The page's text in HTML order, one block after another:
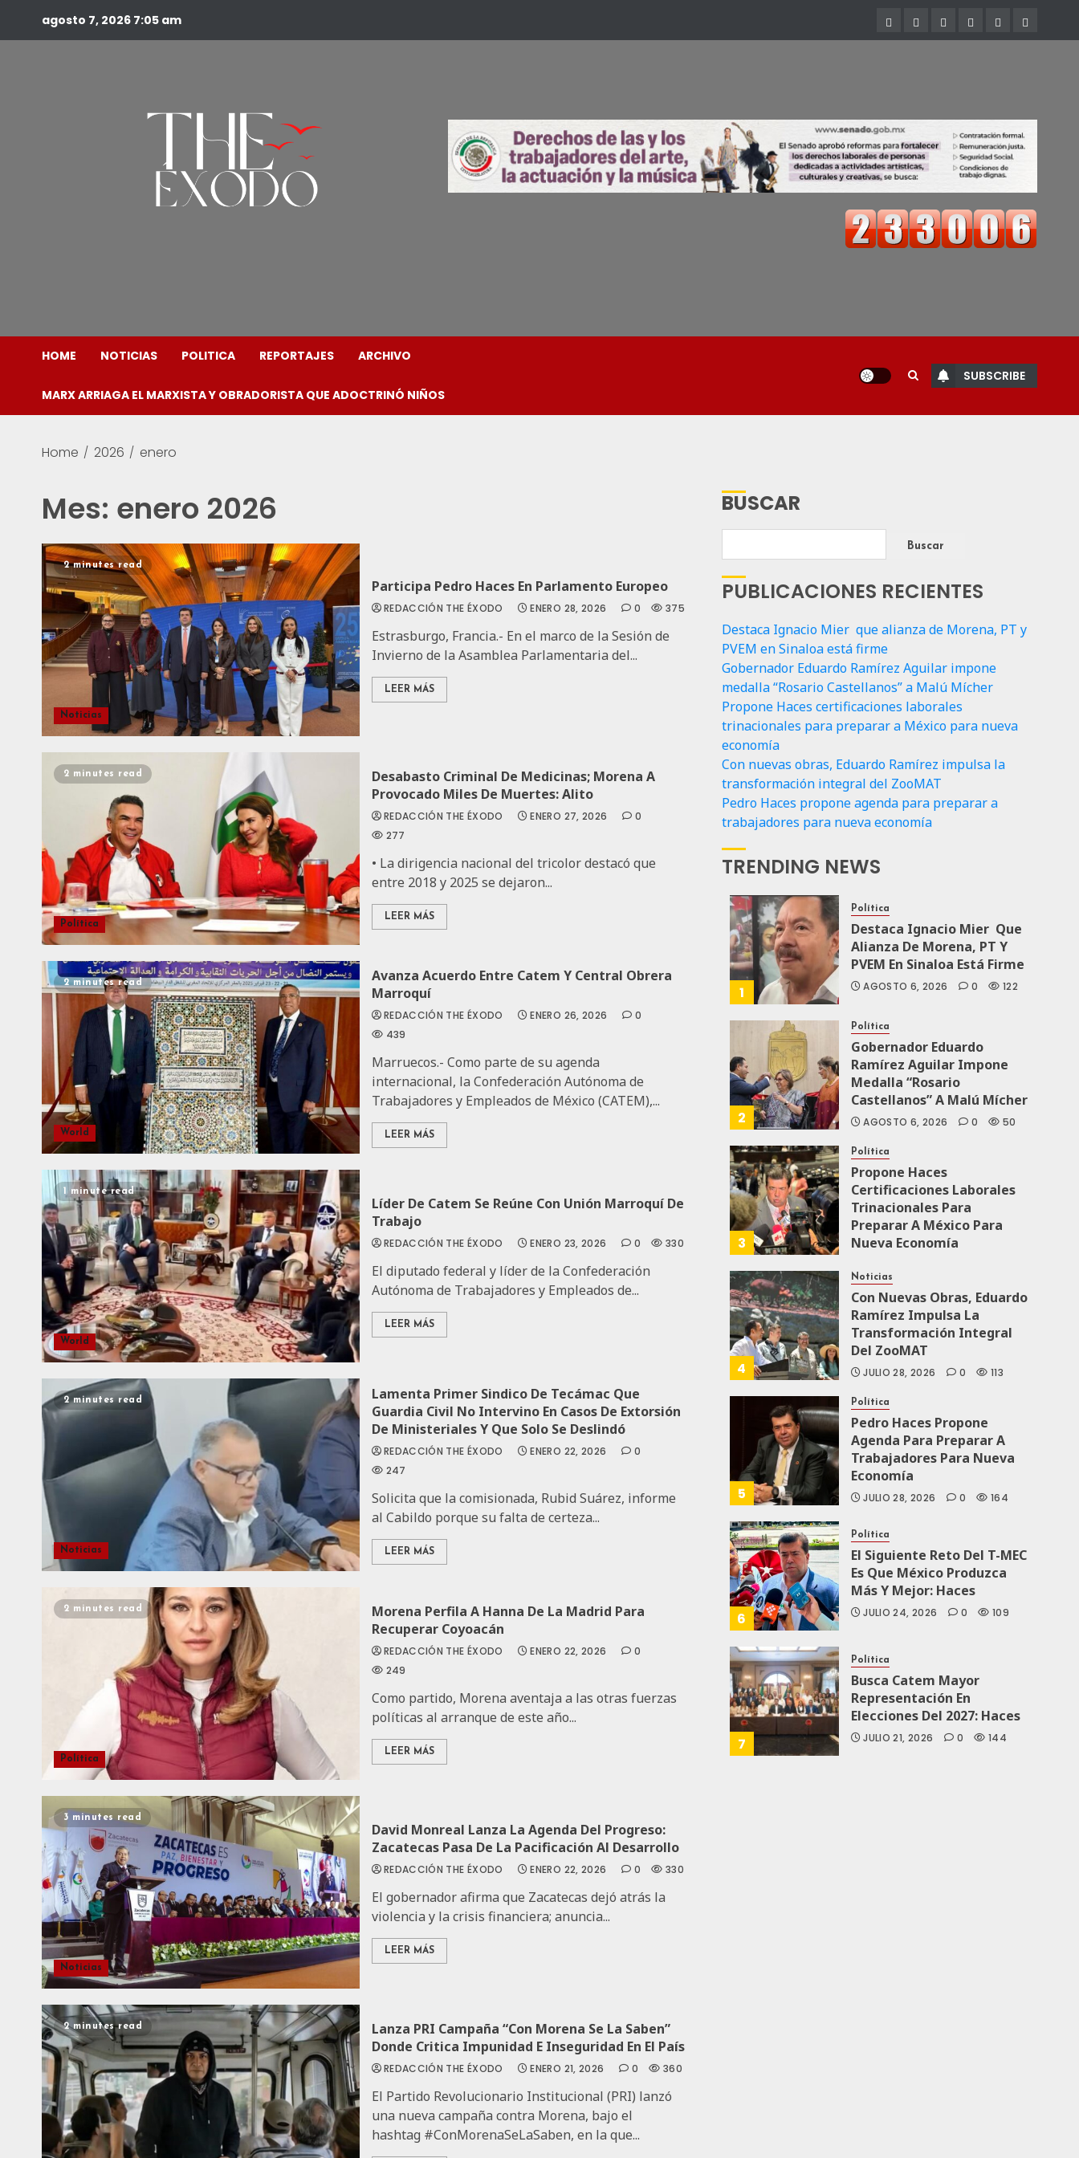
agosto 7, 2026 7:05 am
HOME NOTICIAS POLITICA REPORTAJES ARCHIVO
MARX ARRIAGA EL MARXISTA Y OBRADORISTA QUE ADOCTRINÓ NIÑOS
SUBSCRIBE
Home 2026 enero
Mes: enero 2026
2 minutes read
Noticias
Participa Pedro Haces En Parlamento Europeo
REDACCIÓN THE ÉXODO ENERO 28, 2026 0 375
Estrasburgo, Francia.- En el marco de la Sesión de
Invierno de la Asamblea Parlamentaria del...
LEER MÁS
2 minutes read
Política
Desabasto Criminal De Medicinas; Morena A
Provocado Miles De Muertes: Alito
REDACCIÓN THE ÉXODO ENERO 27, 2026
0
277
• La dirigencia nacional del tricolor destacó que
entre 2018 y 2025 se dejaron...
LEER MÁS
2 minutes read
World
Avanza Acuerdo Entre Catem Y Central Obrera
Marroquí
REDACCIÓN THE ÉXODO ENERO 26, 2026
0
439
Marruecos.- Como parte de su agenda
internacional, la Confederación Autónoma de
Trabajadores y Empleados de México (CATEM),...
LEER MÁS
1 minute read
World
Líder De Catem Se Reúne Con Unión Marroquí De
Trabajo
REDACCIÓN THE ÉXODO ENERO 23, 2026 0 330
El diputado federal y líder de la Confederación
Autónoma de Trabajadores y Empleados de...
LEER MÁS
2 minutes read
Noticias
Lamenta Primer Sindico De Tecámac Que
Guardia Civil No Intervino En Casos De Extorsión
De Ministeriales Y Que Solo Se Deslindó
REDACCIÓN THE ÉXODO ENERO 22, 2026
0
247
Solicita que la comisionada, Rubid Suárez, informe
al Cabildo porque su falta de certeza...
LEER MÁS
2 minutes read
Política
Morena Perfila A Hanna De La Madrid Para
Recuperar Coyoacán
REDACCIÓN THE ÉXODO ENERO 22, 2026
0
249
Como partido, Morena aventaja a las otras fuerzas
políticas al arranque de este año...
LEER MÁS
3 minutes read
Noticias
David Monreal Lanza La Agenda Del Progreso:
Zacatecas Pasa De La Pacificación Al Desarrollo
REDACCIÓN THE ÉXODO ENERO 22, 2026 0 330
El gobernador afirma que Zacatecas dejó atrás la
violencia y la crisis financiera; anuncia...
LEER MÁS
2 minutes read
Lanza PRI Campaña “Con Morena Se La Saben”
Donde Critica Impunidad E Inseguridad En El País
REDACCIÓN THE ÉXODO ENERO 21, 2026 0 360
El Partido Revolucionario Institucional (PRI) lanzó
una nueva campaña contra Morena, bajo el
hashtag #ConMorenaSeLaSaben, en la que...
BUSCAR
Buscar
PUBLICACIONES RECIENTES
Destaca Ignacio Mier que alianza de Morena, PT y
PVEM en Sinaloa está firme
Gobernador Eduardo Ramírez Aguilar impone
medalla “Rosario Castellanos” a Malú Mícher
Propone Haces certificaciones laborales
trinacionales para preparar a México para nueva
economía
Con nuevas obras, Eduardo Ramírez impulsa la
transformación integral del ZooMAT
Pedro Haces propone agenda para preparar a
trabajadores para nueva economía
TRENDING NEWS
1
Política
Destaca Ignacio Mier Que
Alianza De Morena, PT Y
PVEM En Sinaloa Está Firme
AGOSTO 6, 2026 0 122
2
Política
Gobernador Eduardo
Ramírez Aguilar Impone
Medalla “Rosario
Castellanos” A Malú Mícher
AGOSTO 6, 2026 0 50
3
Política
Propone Haces
Certificaciones Laborales
Trinacionales Para
Preparar A México Para
Nueva Economía
4
Noticias
Con Nuevas Obras, Eduardo
Ramírez Impulsa La
Transformación Integral
Del ZooMAT
JULIO 28, 2026 0 113
5
Política
Pedro Haces Propone
Agenda Para Preparar A
Trabajadores Para Nueva
Economía
JULIO 28, 2026 0 164
6
Política
El Siguiente Reto Del T-MEC
Es Que México Produzca
Más Y Mejor: Haces
JULIO 24, 2026 0 109
7
Política
Busca Catem Mayor
Representación En
Elecciones Del 2027: Haces
JULIO 21, 2026 0 144